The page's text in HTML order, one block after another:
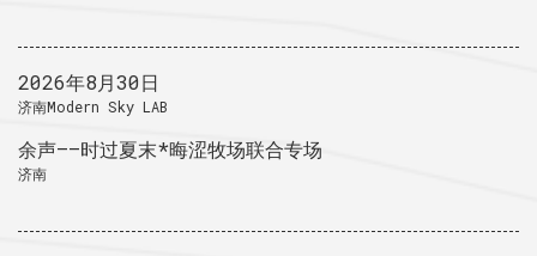
2026年8月30日
济南Modern Sky LAB
余声——时过夏末*晦涩牧场联合专场
济南